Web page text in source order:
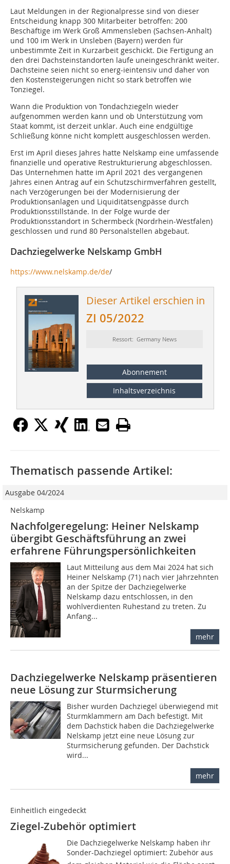
Laut Meldungen in der Regionalpresse sind von dieser
Entscheidung knapp 300 Mitarbeiter betroffen: 200
Beschäftige im Werk Groß Ammensleben (Sachsen-Anhalt)
und 100 im Werk in Unsleben (Bayern) werden für
unbestimmte Zeit in Kurzarbeit geschickt. Die Fertigung an
den drei Dachsteinstandorten laufe uneingeschränkt weiter.
Dachsteine seien nicht so energ-ieintensiv und daher von
den Kostensteigerungen nicht so stark betroffen wie
Tonziegel.
Wann die Produktion von Tondachziegeln wieder
aufgenommen werden kann und ob Unterstützung vom
Staat kommt, ist derzeit unklar. Auch eine endgültige
Schließung könne nicht komplett ausgeschlossen werden.
Erst im April dieses Jahres hatte Nelskamp eine umfassende
finanzielle und operative Restrukturierung abgeschlossen.
Das Unternehmen hatte im April 2021 des vergangenen
Jahres einen Antrag auf ein Schutzschirmverfahren gestellt,
nach Verzögerungen bei der Modernisierung der
Produktionsanlagen und Liquiditätsengpässe durch
Produktionsstillstände. In der Folge wurde der
Produktionsstandort in Schermbeck (Nordrhein-Westfalen)
geschlossen und rund 80 Personalstellen abgebaut.
Dachziegelwerke Nelskamp GmbH
https://www.nelskamp.de/de/
Dieser Artikel erschien in
ZI 05/2022
Ressort: Germany News
Abonnement
Inhaltsverzeichnis
Thematisch passende Artikel:
Ausgabe 04/2024
Nelskamp
Nachfolgeregelung: Heiner Nelskamp
übergibt Geschäftsführung an zwei
erfahrene Führungspersönlichkeiten
Laut Mitteilung aus dem Mai 2024 hat sich
Heiner Nelskamp (71) nach vier Jahrzehnten
an der Spitze der Dachziegelwerke
Nelskamp dazu entschlossen, in den
wohlverdienten Ruhestand zu treten. Zu
Anfang...
mehr
Dachziegelwerke Nelskamp präsentieren
neue Lösung zur Sturmsicherung
Bisher wurden Dachziegel überwiegend mit
Sturmklammern am Dach befestigt. Mit
dem Dachstick haben die Dachziegelwerke
Nelskamp jetzt eine neue Lösung zur
Sturmsicherung gefunden. Der Dachstick
wird...
mehr
Einheitlich eingedeckt
Ziegel-Zubehör optimiert
Die Dachziegelwerke Nelskamp haben ihr
Sonder-Dachziegel optimiert: Zubehör aus